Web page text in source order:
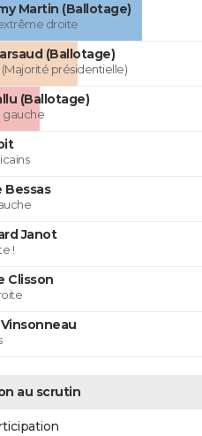
Martin (Ballotage)
droite
(Ballotage)
(Majorité présidentielle)
(Ballotage)
gauche
Bessas
Janot
!
Clisson
au scrutin